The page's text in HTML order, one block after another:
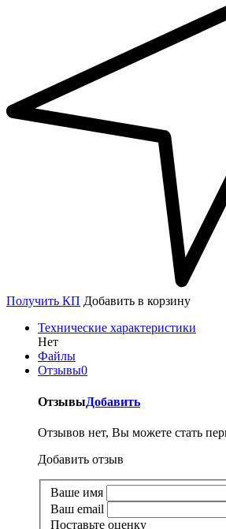
Получить КП Добавить в корзину
Технические характеристики
Нет
Файлы
Отзывы0
ОтзывыДобавить
Отзывов нет, Вы можете стать
Добавить отзыв
Ваше имя
Ваш email
Поставьте оценку